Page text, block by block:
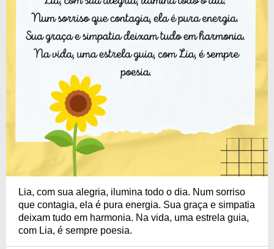
Lia, com sua alegria, ilumina todo o dia. Num sorriso
que contagia, ela é pura energia. Sua graça e simpatia
deixam tudo em harmonia. Na vida, uma estrela guia,
com Lia, é sempre poesia.